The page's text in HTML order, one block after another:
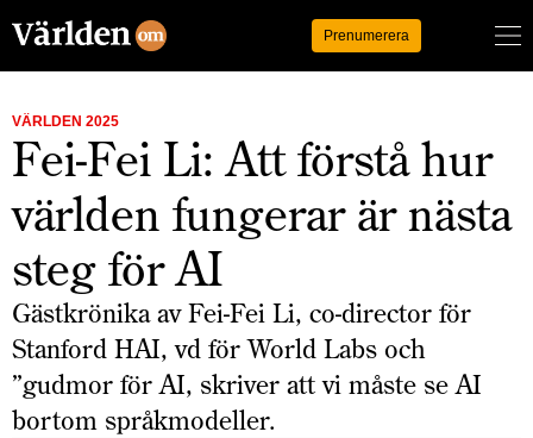
Prenumerera
VÄRLDEN 2025
Fei-Fei Li: Att förstå hur
världen fungerar är nästa
steg för AI
Gästkrönika av Fei-Fei Li, co-director för
Stanford HAI, vd för World Labs och
”gudmor för AI, skriver att vi måste se AI
bortom språkmodeller.